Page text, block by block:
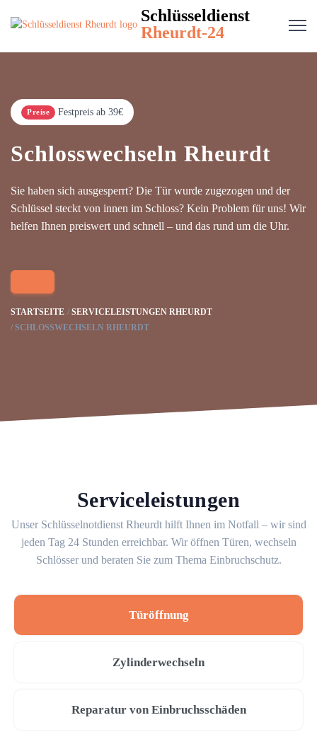
Schlüsseldienst
Rheurdt-24
Preise Festpreis ab 39€
Schlosswechseln Rheurdt
Sie haben sich ausgesperrt? Die Tür wurde zugezogen und der
Schlüssel steckt von innen im Schloss? Kein Problem für uns! Wir
helfen Ihnen preiswert und schnell – und das rund um die Uhr.
STARTSEITE
SERVICELEISTUNGEN RHEURDT
SCHLOSSWECHSELN RHEURDT
Serviceleistungen
Unser Schlüsselnotdienst Rheurdt hilft Ihnen im Notfall – wir sind
jeden Tag 24 Stunden erreichbar. Wir öffnen Türen, wechseln
Schlösser und beraten Sie zum Thema Einbruchschutz.
Türöffnung
Zylinderwechseln
Reparatur von Einbruchsschäden